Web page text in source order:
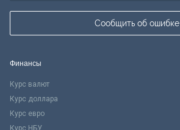
Сообщить об ошибке
Финансы
Курс валют
Курс доллара
Курс евро